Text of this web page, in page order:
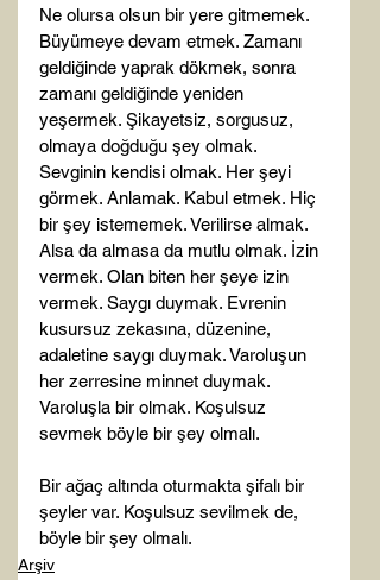
Ne olursa olsun bir yere gitmemek.
Büyümeye devam etmek. Zamanı
geldiğinde yaprak dökmek, sonra
zamanı geldiğinde yeniden
yeşermek. Şikayetsiz, sorgusuz,
olmaya doğduğu şey olmak.
Sevginin kendisi olmak. Her şeyi
görmek. Anlamak. Kabul etmek. Hiç
bir şey istememek. Verilirse almak.
Alsa da almasa da mutlu olmak. İzin
vermek. Olan biten her şeye izin
vermek. Saygı duymak. Evrenin
kusursuz zekasına, düzenine,
adaletine saygı duymak. Varoluşun
her zerresine minnet duymak.
Varoluşla bir olmak. Koşulsuz
sevmek böyle bir şey olmalı.
Bir ağaç altında oturmakta şifalı bir
şeyler var. Koşulsuz sevilmek de,
böyle bir şey olmalı.
Arşiv